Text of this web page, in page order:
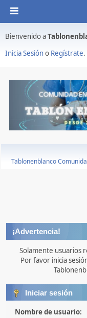
Bienvenido a
Inicia Sesióno Regístrate.
Tablonenblanco
¡Advertencia!
Solamente usuarios
Por favor inicia
Iniciar sesión
Nombre de usuario: